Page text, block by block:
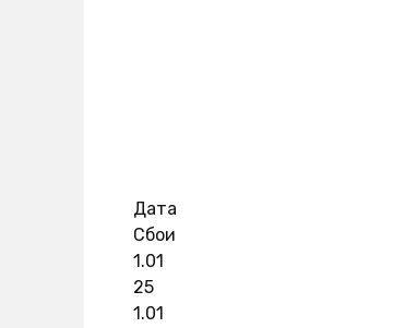
Дата
Сбои
1.01
25
1.01